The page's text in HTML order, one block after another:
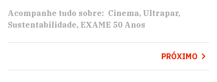
Acompanhe tudo sobre: Cinema Ultrapar
Sustentabilidade EXAME 50 Anos
PRÓXIMO